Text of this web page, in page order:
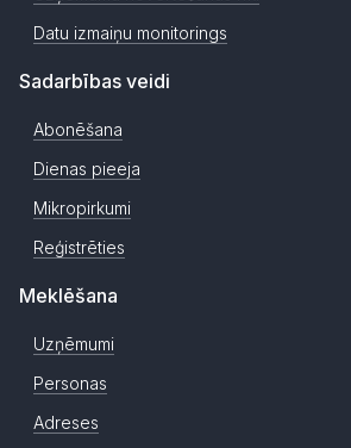
Datu izmaiņu monitorings
Sadarbības veidi
Abonēšana
Dienas pieeja
Mikropirkumi
Reģistrēties
Meklēšana
Uzņēmumi
Personas
Adreses